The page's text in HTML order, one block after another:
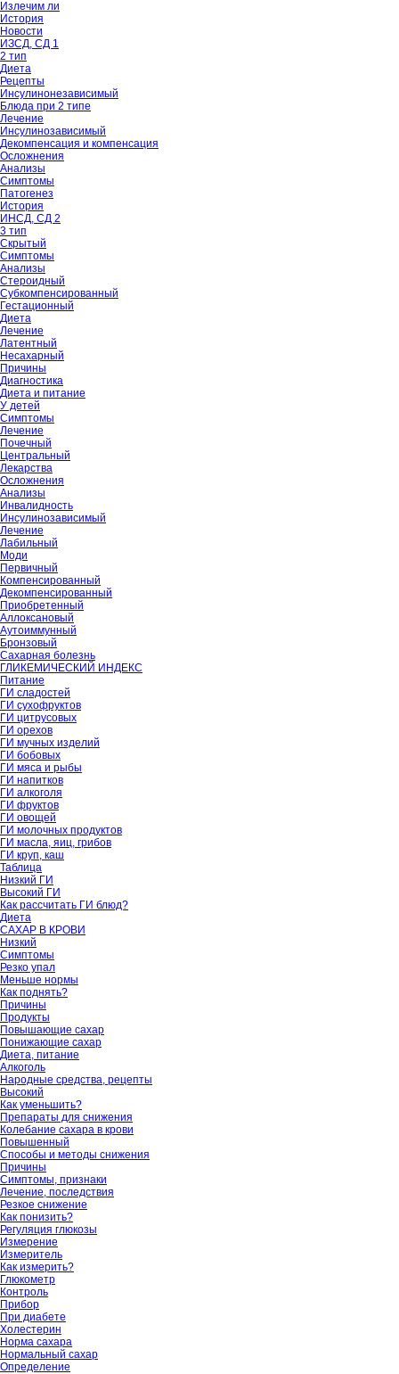
Излечим ли
История
Новости
ИЗСД, СД 1
2 тип
Диета
Рецепты
Инсулинонезависимый
Блюда при 2 типе
Лечение
Инсулинозависимый
Декомпенсация и компенсация
Осложнения
Анализы
Симптомы
Патогенез
История
ИНСД, СД 2
3 тип
Скрытый
Симптомы
Анализы
Стероидный
Субкомпенсированный
Гестационный
Диета
Лечение
Латентный
Несахарный
Причины
Диагностика
Диета и питание
У детей
Симптомы
Лечение
Почечный
Центральный
Лекарства
Осложнения
Анализы
Инвалидность
Инсулинозависимый
Лечение
Лабильный
Моди
Первичный
Компенсированный
Декомпенсированный
Приобретенный
Аллоксановый
Аутоиммунный
Бронзовый
Сахарная болезнь
ГЛИКЕМИЧЕСКИЙ ИНДЕКС
Питание
ГИ сладостей
ГИ сухофруктов
ГИ цитрусовых
ГИ орехов
ГИ мучных изделий
ГИ бобовых
ГИ мяса и рыбы
ГИ напитков
ГИ алкоголя
ГИ фруктов
ГИ овощей
ГИ молочных продуктов
ГИ масла, яиц, грибов
ГИ круп, каш
Таблица
Низкий ГИ
Высокий ГИ
Как рассчитать ГИ блюд?
Диета
САХАР В КРОВИ
Низкий
Симптомы
Резко упал
Меньше нормы
Как поднять?
Причины
Продукты
Повышающие сахар
Понижающие сахар
Диета, питание
Алкоголь
Народные средства, рецепты
Высокий
Как уменьшить?
Препараты для снижения
Колебание сахара в крови
Повышенный
Способы и методы снижения
Причины
Симптомы, признаки
Лечение, последствия
Резкое снижение
Как понизить?
Регуляция глюкозы
Измерение
Измеритель
Как измерить?
Глюкометр
Контроль
Прибор
При диабете
Холестерин
Норма сахара
Нормальный сахар
Определение